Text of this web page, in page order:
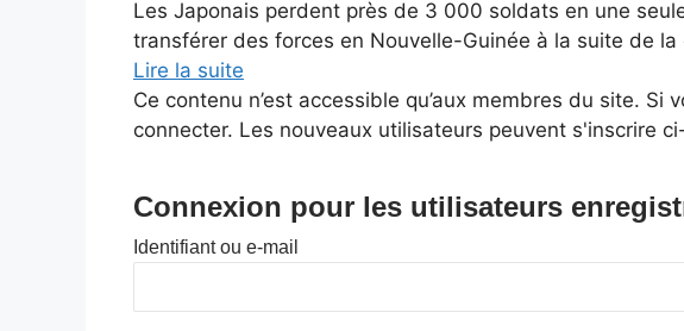
Les Japonais perdent près de 3 000 soldats en une
transférer des forces en Nouvelle-Guinée à la suite de
Lire la suite
Ce contenu n’est accessible qu’aux membres du site. Si
connecter. Les nouveaux utilisateurs peuvent s'inscrire
Connexion pour les utilisateurs
Identifiant ou e-mail